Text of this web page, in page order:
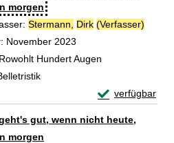
morgen
Stermann, Dirk (Verfasser)
November 2023
Hundert Augen
verfügbar
Exemplar-
gut, wenn nicht heute,
morgen